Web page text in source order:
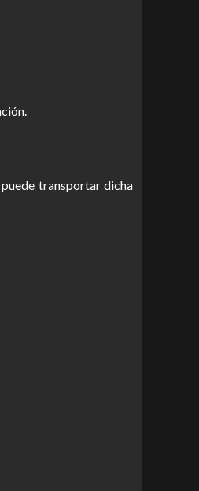
transportar dicha